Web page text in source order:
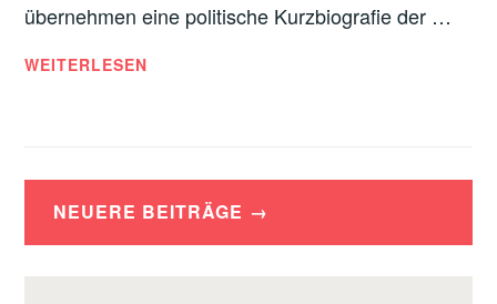
übernehmen eine politische Kurzbiografie der …
WER
WEITERLESEN
Beitragsnavigation
NEUERE BEITRÄGE